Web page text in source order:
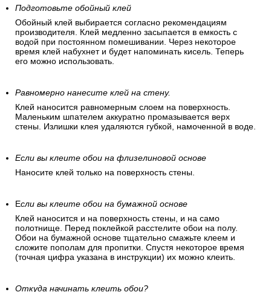
Подготовьте обойный клей
Обойный клей выбирается согласно рекомендациям
производителя. Клей медленно засыпается в емкость с
водой при постоянном помешивании. Через некоторое
время клей набухнет и будет напоминать кисель. Теперь
его можно использовать.
Равномерно нанесите клей на стену.
Клей наносится равномерным слоем на поверхность.
Маленьким шпателем аккуратно промазывается верх
стены. Излишки клея удаляются губкой, намоченной в воде.
Если вы клеите обои на флизелиновой основе
Наносите клей только на поверхность стены.
Если вы клеите обои на бумажной основе
Клей наносится и на поверхность стены, и на само
полотнище. Перед поклейкой расстелите обои на полу.
Обои на бумажной основе тщательно смажьте клеем и
сложите пополам для пропитки. Спустя некоторое время
(точная цифра указана в инструкции) их можно клеить.
Откуда начинать клеить обои?